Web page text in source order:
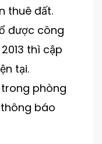
thuê đất.
được công
thì cập
tại.
phòng
báo